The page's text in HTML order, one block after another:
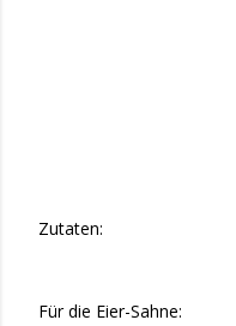
Zutaten:
Für die Eier-Sahne: